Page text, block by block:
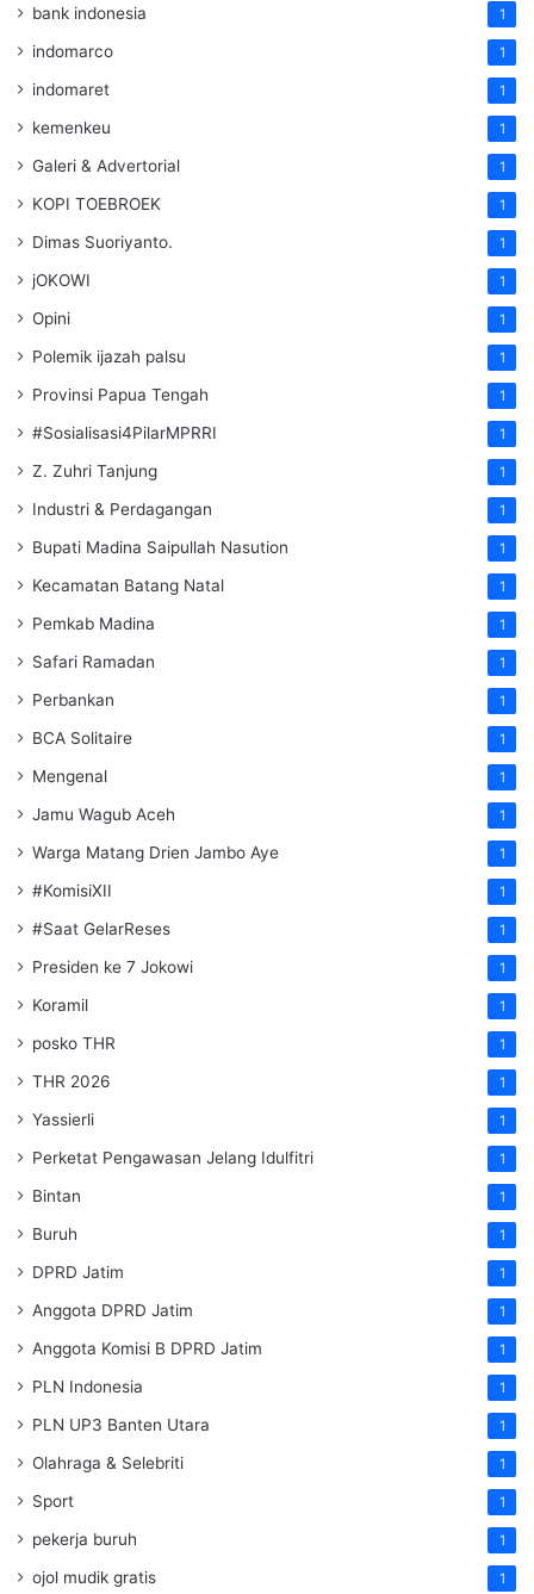
bank indonesia 1
indomarco 1
indomaret 1
kemenkeu 1
Galeri & Advertorial 1
KOPI TOEBROEK 1
Dimas Suoriyanto. 1
jOKOWI 1
Opini 1
Polemik ijazah palsu 1
Provinsi Papua Tengah 1
#Sosialisasi4PilarMPRRI 1
Z. Zuhri Tanjung 1
Industri & Perdagangan 1
Bupati Madina Saipullah Nasution 1
Kecamatan Batang Natal 1
Pemkab Madina 1
Safari Ramadan 1
Perbankan 1
BCA Solitaire 1
Mengenal 1
Jamu Wagub Aceh 1
Warga Matang Drien Jambo Aye 1
#KomisiXII 1
#Saat GelarReses 1
Presiden ke 7 Jokowi 1
Koramil 1
posko THR 1
THR 2026 1
Yassierli 1
Perketat Pengawasan Jelang Idulfitri 1
Bintan 1
Buruh 1
DPRD Jatim 1
Anggota DPRD Jatim 1
Anggota Komisi B DPRD Jatim 1
PLN Indonesia 1
PLN UP3 Banten Utara 1
Olahraga & Selebriti 1
Sport 1
pekerja buruh 1
ojol mudik gratis 1